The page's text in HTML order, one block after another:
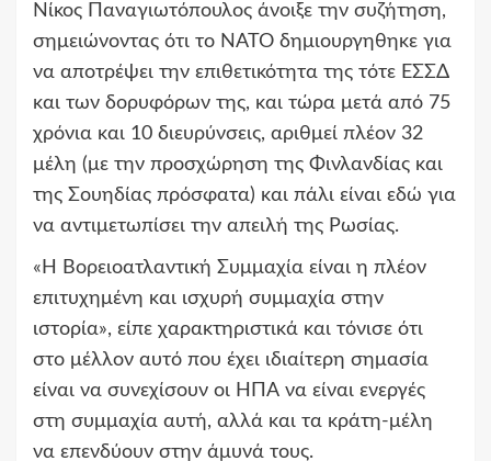
Νίκος Παναγιωτόπουλος άνοιξε την συζήτηση,
σημειώνοντας ότι το ΝΑΤΟ δημιουργηθηκε για
να αποτρέψει την επιθετικότητα της τότε ΕΣΣΔ
και των δορυφόρων της, και τώρα μετά από 75
χρόνια και 10 διευρύνσεις, αριθμεί πλέον 32
μέλη (με την προσχώρηση της Φινλανδίας και
της Σουηδίας πρόσφατα) και πάλι είναι εδώ για
να αντιμετωπίσει την απειλή της Ρωσίας.
«Η Βορειοατλαντική Συμμαχία είναι η πλέον
επιτυχημένη και ισχυρή συμμαχία στην
ιστορία», είπε χαρακτηριστικά και τόνισε ότι
στο μέλλον αυτό που έχει ιδιαίτερη σημασία
είναι να συνεχίσουν οι ΗΠΑ να είναι ενεργές
στη συμμαχία αυτή, αλλά και τα κράτη-μέλη
να επενδύουν στην άμυνά τους.